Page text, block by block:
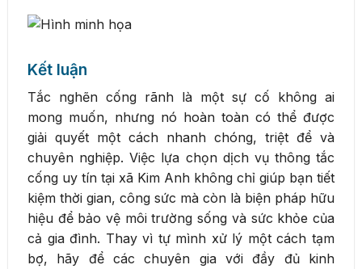
Kết luận
Tắc nghẽn cống rãnh là một sự cố không ai
mong muốn, nhưng nó hoàn toàn có thể được
giải quyết một cách nhanh chóng, triệt để và
chuyên nghiệp. Việc lựa chọn dịch vụ thông tắc
cống uy tín tại xã Kim Anh không chỉ giúp bạn tiết
kiệm thời gian, công sức mà còn là biện pháp hữu
hiệu để bảo vệ môi trường sống và sức khỏe của
cả gia đình. Thay vì tự mình xử lý một cách tạm
bợ, hãy để các chuyên gia với đầy đủ kinh